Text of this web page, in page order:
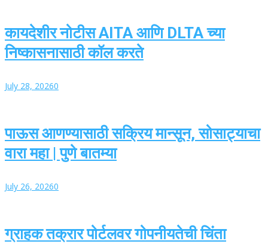
कायदेशीर नोटीस AITA आणि DLTA च्या
निष्कासनासाठी कॉल करते
July 28, 20260
पाऊस आणण्यासाठी सक्रिय मान्सून, सोसाट्याचा
वारा महा | पुणे बातम्या
July 26, 20260
ग्राहक तक्रार पोर्टलवर गोपनीयतेची चिंता